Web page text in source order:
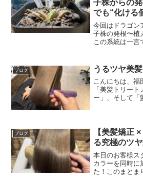
子株からの
でも“化ける
今回はドラゴン
子株の発根〜植
この系統は一言
ゴジラの特徴台
強烈な鋸歯（ト
ブログ うるツヤ美
こんにちは、
「美髪トリー
ー」、そして「
らかなブラウ
ブログ
【美髪矯正
る究極のツ
本日のお客様ス
カラーを同時に
た！このまとま